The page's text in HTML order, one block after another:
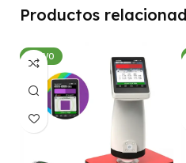
Productos
NUEVO